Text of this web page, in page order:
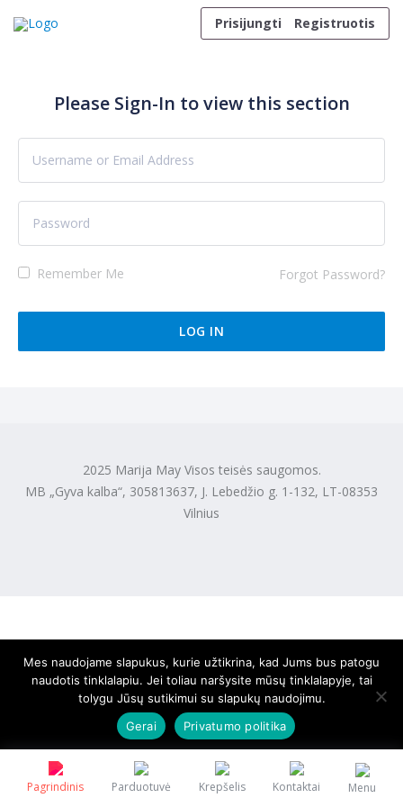
Prisijungti
Registruotis
Pagrindinis Parduotuvė Krepšelis Kontaktai Menu
Please Sign-In to view this section
Remember Me Forgot Password?
2025 Marija May Visos teisės saugomos.
MB „Gyva kalba“, 305813637, J. Lebedžio g. 1-132, LT-08353
Vilnius
Mes naudojame slapukus, kurie užtikrina, kad Jums bus patogu
naudotis tinklalapiu. Jei toliau naršysite mūsų tinklalapyje, tai
tolygu Jūsų sutikimui su slapukų naudojimu.
Gerai
Privatumo politika